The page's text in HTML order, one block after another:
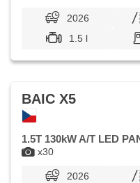
2026
1.5 l
x30
BAIC X5
1.5T 130kW A/T LED
2026